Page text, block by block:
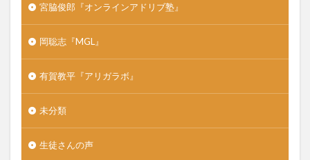
宮脇俊郎『オンラインアドリブ塾』
岡聡志『MGL』
有賀教平『アリガラボ』
未分類
生徒さんの声